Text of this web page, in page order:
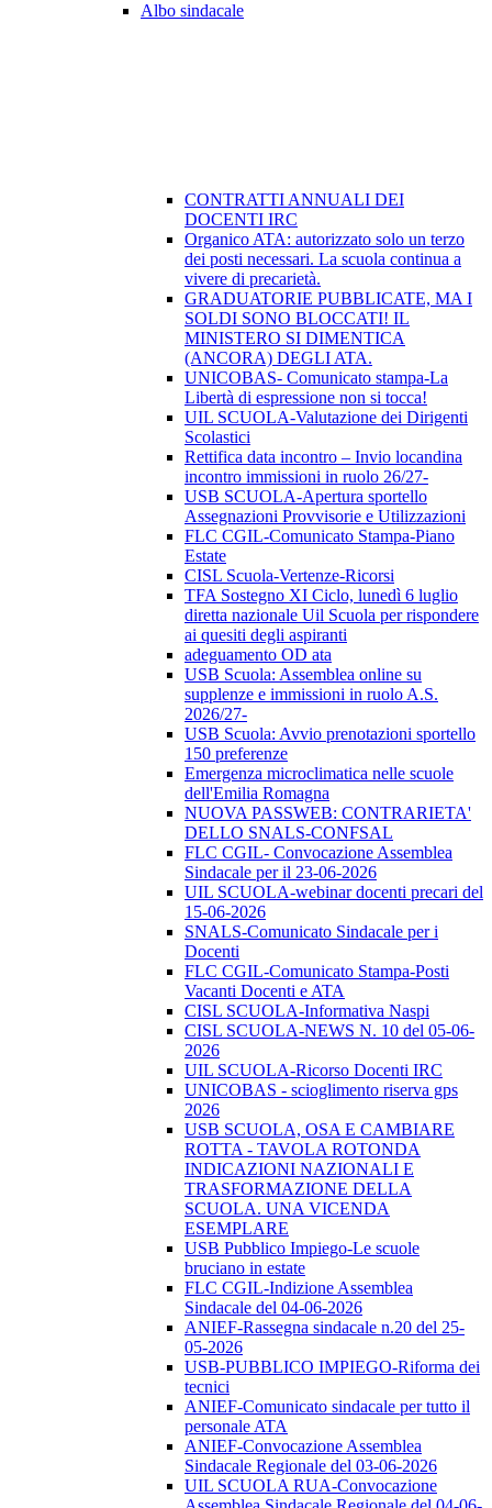
Albo sindacale
CONTRATTI ANNUALI DEI
DOCENTI IRC
Organico ATA: autorizzato solo un terzo
dei posti necessari. La scuola continua a
vivere di precarietà.
GRADUATORIE PUBBLICATE, MA I
SOLDI SONO BLOCCATI! IL
MINISTERO SI DIMENTICA
(ANCORA) DEGLI ATA.
UNICOBAS- Comunicato stampa-La
Libertà di espressione non si tocca!
UIL SCUOLA-Valutazione dei Dirigenti
Scolastici
Rettifica data incontro – Invio locandina
incontro immissioni in ruolo 26/27-
USB SCUOLA-Apertura sportello
Assegnazioni Provvisorie e Utilizzazioni
FLC CGIL-Comunicato Stampa-Piano
Estate
CISL Scuola-Vertenze-Ricorsi
TFA Sostegno XI Ciclo, lunedì 6 luglio
diretta nazionale Uil Scuola per rispondere
ai quesiti degli aspiranti
adeguamento OD ata
USB Scuola: Assemblea online su
supplenze e immissioni in ruolo A.S.
2026/27-
USB Scuola: Avvio prenotazioni sportello
150 preferenze
Emergenza microclimatica nelle scuole
dell'Emilia Romagna
NUOVA PASSWEB: CONTRARIETA'
DELLO SNALS-CONFSAL
FLC CGIL- Convocazione Assemblea
Sindacale per il 23-06-2026
UIL SCUOLA-webinar docenti precari del
15-06-2026
SNALS-Comunicato Sindacale per i
Docenti
FLC CGIL-Comunicato Stampa-Posti
Vacanti Docenti e ATA
CISL SCUOLA-Informativa Naspi
CISL SCUOLA-NEWS N. 10 del 05-06-
2026
UIL SCUOLA-Ricorso Docenti IRC
UNICOBAS - scioglimento riserva gps
2026
USB SCUOLA, OSA E CAMBIARE
ROTTA - TAVOLA ROTONDA
INDICAZIONI NAZIONALI E
TRASFORMAZIONE DELLA
SCUOLA. UNA VICENDA
ESEMPLARE
USB Pubblico Impiego-Le scuole
bruciano in estate
FLC CGIL-Indizione Assemblea
Sindacale del 04-06-2026
ANIEF-Rassegna sindacale n.20 del 25-
05-2026
USB-PUBBLICO IMPIEGO-Riforma dei
tecnici
ANIEF-Comunicato sindacale per tutto il
personale ATA
ANIEF-Convocazione Assemblea
Sindacale Regionale del 03-06-2026
UIL SCUOLA RUA-Convocazione